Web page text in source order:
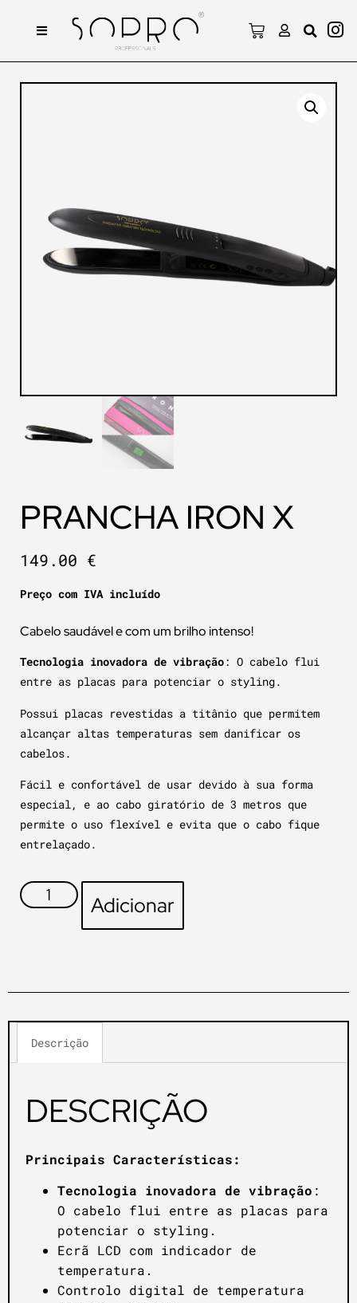
PRANCHA IRON X
149.00 €
Preço com IVA incluído
Cabelo saudável e com um brilho intenso!
Tecnologia inovadora de vibração: O cabelo flui
entre as placas para potenciar o styling.
Possui placas revestidas a titânio que permitem
alcançar altas temperaturas sem danificar os
cabelos.
Fácil e confortável de usar devido à sua forma
especial, e ao cabo giratório de 3 metros que
permite o uso flexível e evita que o cabo fique
entrelaçado.
Adicionar
Descrição
DESCRIÇÃO
Principais Características:
Tecnologia inovadora de vibração :
O cabelo flui entre as placas para
potenciar o styling.
Ecrã LCD com indicador de
temperatura.
Controlo digital de temperatura